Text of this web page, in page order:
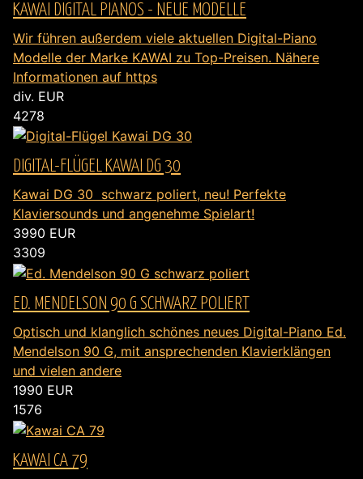
KAWAI DIGITAL PIANOS - NEUE MODELLE
Wir führen außerdem viele aktuellen Digital-Piano
Modelle der Marke KAWAI zu Top-Preisen. Nähere
Informationen auf https
div. EUR
4278
DIGITAL-FLÜGEL KAWAI DG 30
Kawai DG 30 schwarz poliert, neu! Perfekte
Klaviersounds und angenehme Spielart!
3990 EUR
3309
ED. MENDELSON 90 G SCHWARZ POLIERT
Optisch und klanglich schönes neues Digital-Piano Ed.
Mendelson 90 G, mit ansprechenden Klavierklängen
und vielen andere
1990 EUR
1576
KAWAI CA 79